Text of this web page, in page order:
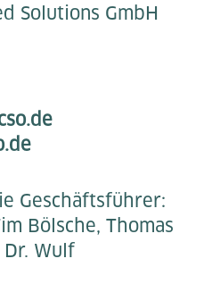
Solutions GmbH
Geschäftsführer:
Bölsche, Thomas
Dr. Wulf